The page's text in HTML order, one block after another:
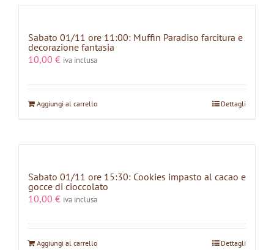
Sabato 01/11 ore 11:00: Muffin Paradiso farcitura e
decorazione fantasia
10,00 € iva inclusa
Aggiungi al carrello Dettagli
Sabato 01/11 ore 15:30: Cookies impasto al cacao e
gocce di cioccolato
10,00 € iva inclusa
Aggiungi al carrello Dettagli